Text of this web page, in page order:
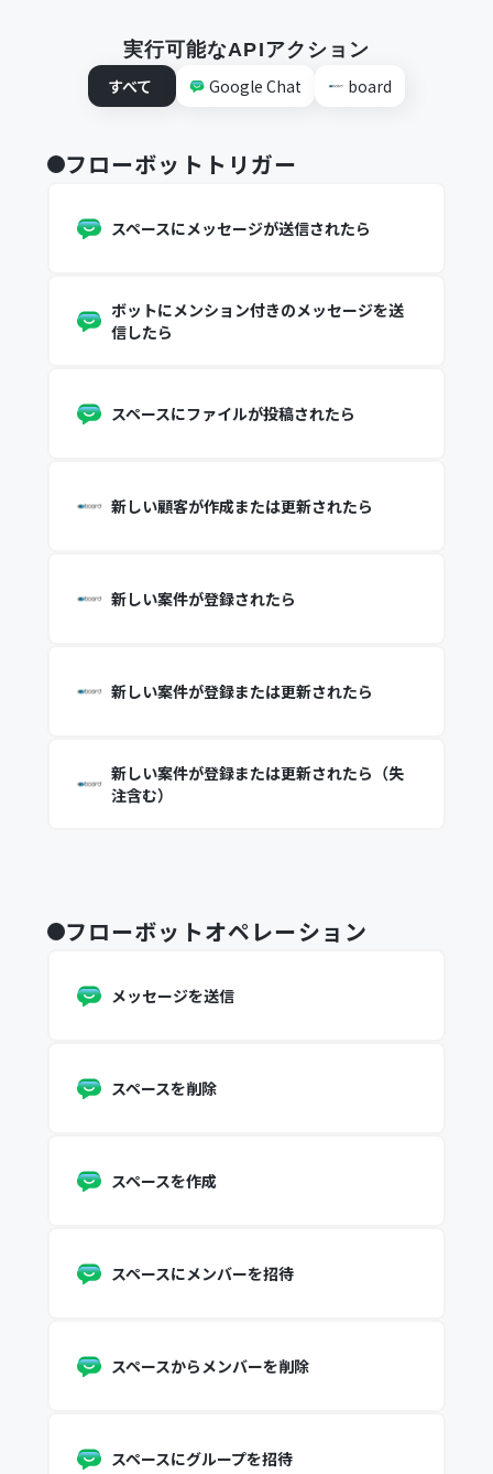
実行可能なAPIアクション
すべて
Google Chat board
フローボットトリガー
スペースにメッセージが送信されたら
ボットにメンション付きのメッセージを送
信したら
スペースにファイルが投稿されたら
新しい顧客が作成または更新されたら
新しい案件が登録されたら
新しい案件が登録または更新されたら
新しい案件が登録または更新されたら（失
注含む）
フローボットオペレーション
メッセージを送信
スペースを削除
スペースを作成
スペースにメンバーを招待
スペースからメンバーを削除
スペースにグループを招待